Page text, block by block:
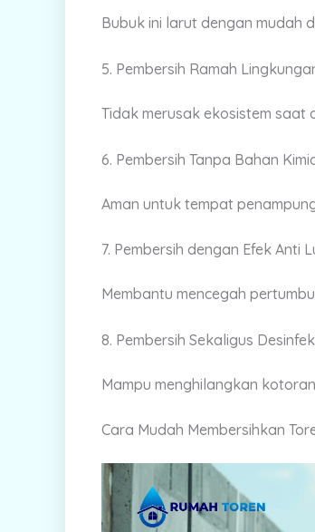
Bubuk ini larut dengan mudah
5. Pembersih Ramah
Tidak merusak ekosistem saat
6. Pembersih Tanpa Bahan
Aman untuk tempat
7. Pembersih dengan Efek Anti
Membantu mencegah
8. Pembersih Sekaligus
Mampu menghilangkan
Cara Mudah Membersihkan